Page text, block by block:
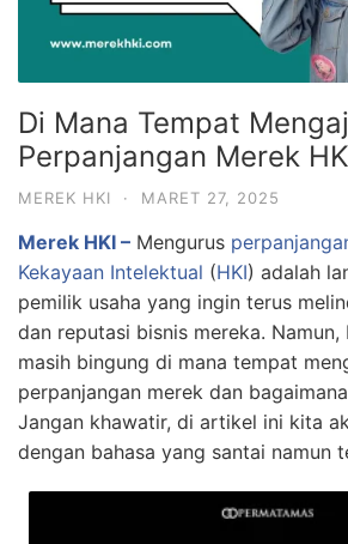
Di Mana Tempat
Perpanjangan Merek
MEREK HKI · MARET 27, 2025
Merek HKI – Mengurus
Kekayaan Intelektual (HKI) adalah
pemilik usaha yang ingin terus
dan reputasi bisnis mereka. Namun,
masih bingung di mana tempat
perpanjangan merek dan
Jangan khawatir, di artikel ini kita
dengan bahasa yang santai namun